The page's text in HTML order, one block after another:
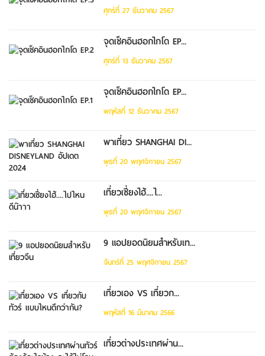
ศุกร์ที่ 27 ธันวาคม 2567
จุดเช็คอินฮอกไกโด EP...
ศุกร์ที่ 13 ธันวาคม 2567
จุดเช็คอินฮอกไกโด EP...
พฤหัสที่ 12 ธันวาคม 2567
พาเที่ยว SHANGHAI DI...
พุธที่ 20 พฤศจิกายน 2567
เที่ยวเซี่ยงไฮ้....ไ...
พุธที่ 20 พฤศจิกายน 2567
9 แอปยอดนิยมสำหรับเท...
จันทร์ที่ 25 พฤศจิกายน 2567
เที่ยวเอง VS เที่ยวก...
พฤหัสที่ 16 มีนาคม 2566
เที่ยวต่างประเทศผ่าน...